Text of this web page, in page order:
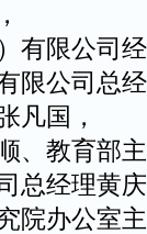
有限公司
限公司总
凡国，
、教育部
总经理黄
院办公室